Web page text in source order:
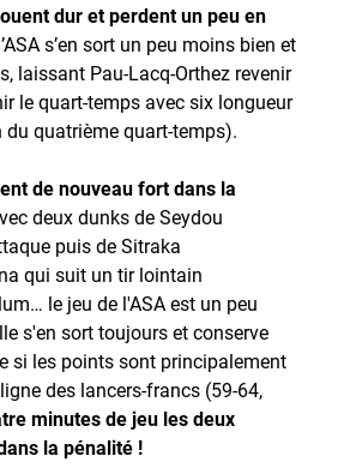
dur et perdent un peu en
s’en sort un peu moins bien et
laissant Pau-Lacq-Orthez revenir
le quart-temps avec six longueur
du quatrième quart-temps).
de nouveau fort dans la
deux dunks de Seydou
puis de Sitraka
qui suit un tir lointain
le jeu de l'ASA est un peu
s'en sort toujours et conserve
si les points sont principalement
des lancers-francs (59-64,
minutes de jeu les deux
la pénalité !